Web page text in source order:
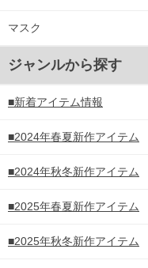
マスク
ジャンルから探す
■新着アイテム情報
■2024年春夏新作アイテム
■2024年秋冬新作アイテム
■2025年春夏新作アイテム
■2025年秋冬新作アイテム